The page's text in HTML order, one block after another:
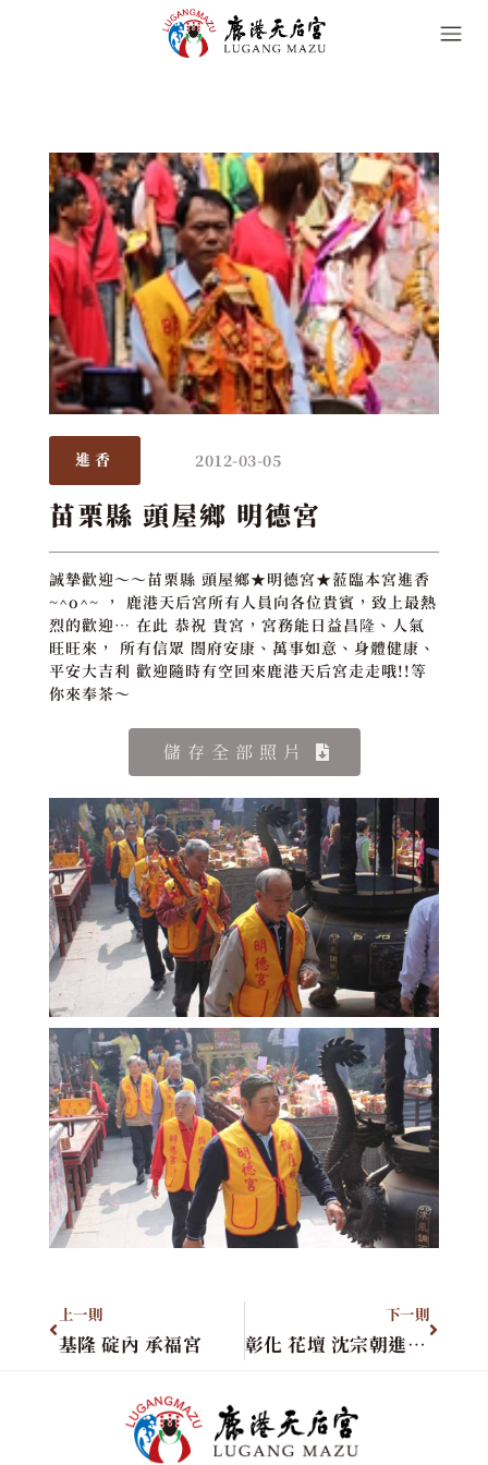
進香 2012-03-05
苗栗縣 頭屋鄉 明德宮
誠摯歡迎～～苗栗縣 頭屋鄉★明德宮★蒞臨本宮進香
~^o^~ ， 鹿港天后宮所有人員向各位貴賓，致上最熱
烈的歡迎… 在此 恭祝 貴宮，宮務能日益昌隆、人氣
旺旺來， 所有信眾 閤府安康、萬事如意、身體健康、
平安大吉利 歡迎隨時有空回來鹿港天后宮走走哦!!等
你來奉茶～
儲存全部照片
上一則
基隆 碇內 承福宮
下一則
彰化 花壇 沈宗朝進香團